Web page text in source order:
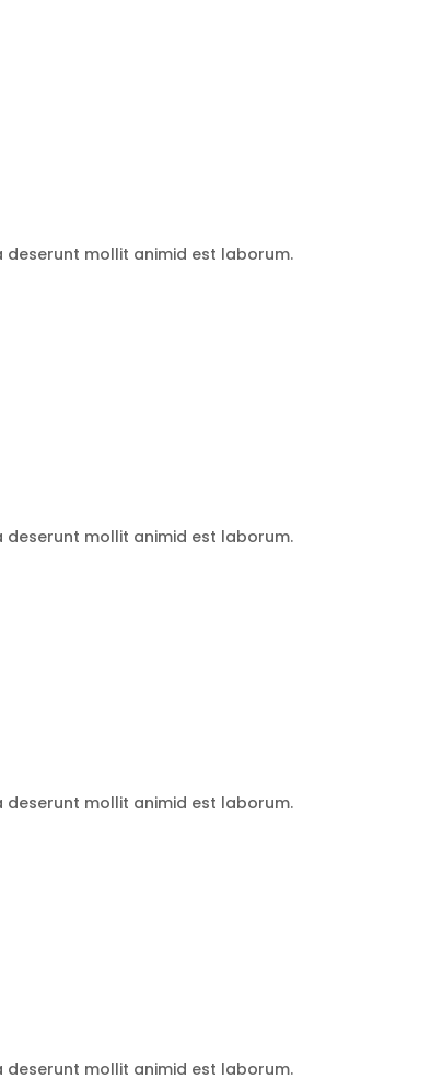
mollit animid est laborum.
mollit animid est laborum.
mollit animid est laborum.
mollit animid est laborum.